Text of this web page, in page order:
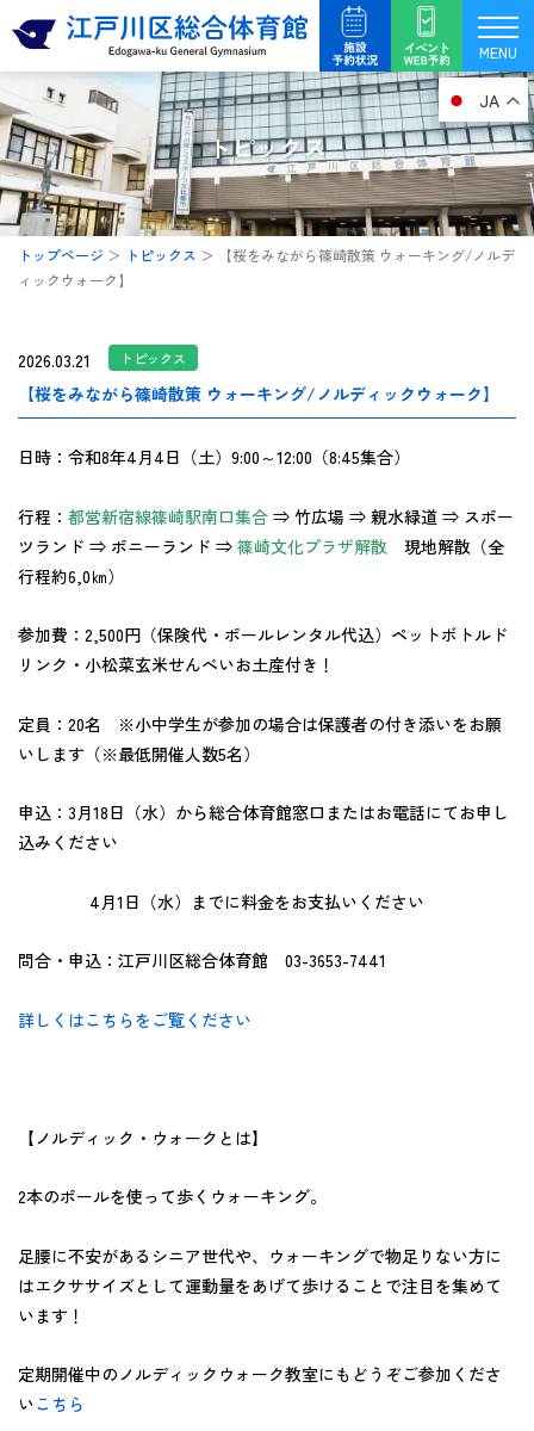
を
ス
キ
ッ
プ
MENU
トピックス
トップページ ＞ トピックス ＞
【桜をみながら篠崎散策 ウォーキング/ノルデ
ィックウォーク】
2026.03.21 トピックス
【桜をみながら篠崎散策 ウォーキング/ノルディックウォーク】
日時：令和8年4月4日（土）9:00～12:00（8:45集合）
行程： 都営新宿線篠崎駅南口集合 ⇒ 竹広場 ⇒ 親水緑道 ⇒ スポー
ツランド ⇒ ポニーランド ⇒ 篠崎文化プラザ解散 現地解散 （全
行程約6,0㎞）
参加費：2,500円（保険代・ポールレンタル代込）ペットボトルド
リンク・小松菜玄米せんべいお土産付き！
定員：20名 ※小中学生が参加の場合は保護者の付き添いをお願
いします（※最低開催人数5名）
申込：3月18日（水）から総合体育館窓口またはお電話にてお申し
込みください
4月1日（水）までに料金をお支払いください
問合・申込：江戸川区総合体育館 03-3653-7441
詳しくはこちらをご覧ください
【ノルディック・ウォークとは】
2本のポールを使って歩くウォーキング。
足腰に不安があるシニア世代や、ウォーキングで物足りない方に
はエクササイズとして運動量をあげて歩けることで注目を集めて
います！
定期開催中のノルディックウォーク教室にもどうぞご参加くださ
いこちら
JA